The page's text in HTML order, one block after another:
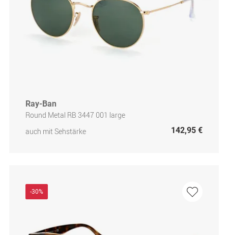
Ray-Ban
Round Metal RB 3447 001 large
auch mit Sehstärke
142,95 €
-30%